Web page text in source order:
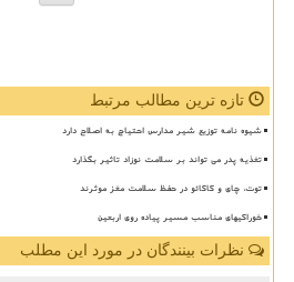
تازه ترین مطالب مرتبط
شیوه نامه توزیع شیر مدارس احتیاج به اصلاح دارد
تغذیه پدر می تواند بر سلامت نوزاد تاثیر بگذارد
توت، چای و کاکائو در حفظ سلامت مغز موثرند
خوراکیهای مناسب مسیر پیاده روی اربعین
نظرات بینندگان در مورد این مطلب